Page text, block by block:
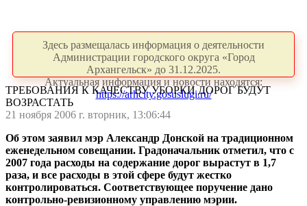
Здесь размещалась информация о деятельности
Администрации городского округа «Город
Архангельск» до 31.12.2025.
Актуальная информация и новости находятся:
https://arhcity.gosuslugi.ru/
ТРЕБОВАНИЯ К КАЧЕСТВУ УБОРКИ ДОРОГ БУДУТ
ВОЗРАСТАТЬ
21 ноября 2006 г. вторник, 13:06:44
Об этом заявил мэр Александр Донской на традиционном
еженедельном совещании. Градоначальник отметил, что с
2007 года расходы на содержание дорог вырастут в 1,7
раза, и все расходы в этой сфере будут жестко
контролироваться. Соответствующее поручение дано
контрольно-ревизионному управлению мэрии.